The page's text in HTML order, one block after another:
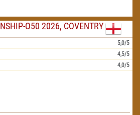
O50 2026, COVENTRY
5,0/5
4,5/5
4,0/5